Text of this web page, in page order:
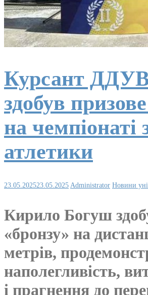
Курсант
здобув
на чемпіонаті
атлетики
23.05.202523.05.2025 Administrator Новини
Кирило Богуш
«бронзу» на
метрів,
наполегливість,
і прагнення до